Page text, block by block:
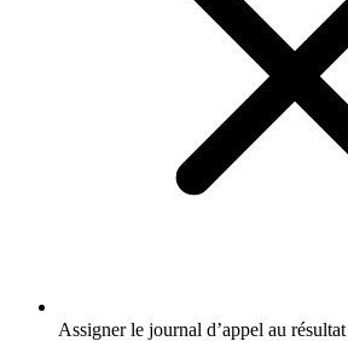
Assigner le journal d’appel au